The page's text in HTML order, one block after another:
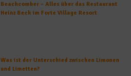
Beachcomber – Alles über das Restaurant
Heinz Beck im Forte Village Resort
Was ist der Unterschied zwischen Limonen
und Limetten?